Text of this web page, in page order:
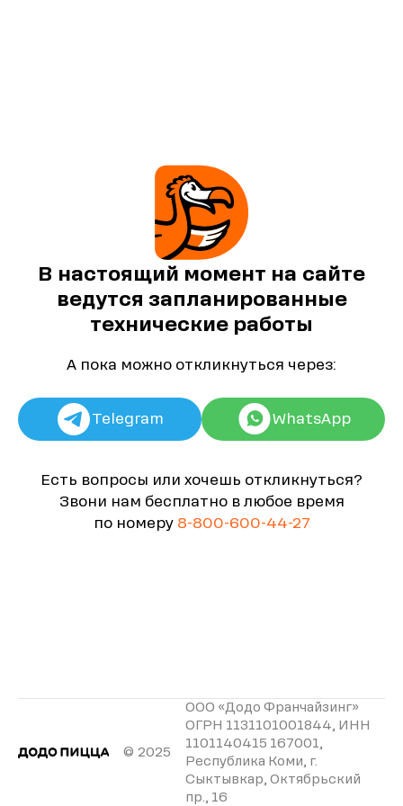
В настоящий момент на сайте
ведутся запланированные
технические работы
А пока можно откликнуться через:
Telegram WhatsApp
Есть вопросы или хочешь откликнуться?
Звони нам бесплатно в любое время
по номеру 8-800-600-44-27
© 2025
ООО «Додо Франчайзинг»
ОГРН 1131101001844, ИНН
1101140415 167001,
Республика Коми, г.
Сыктывкар, Октябрьский
пр., 16